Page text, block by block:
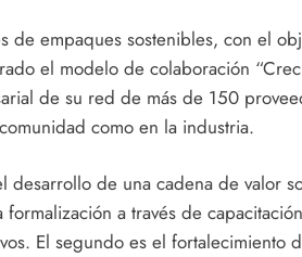
de empaques sostenibles, con el
el modelo de colaboración
de su red de más de 150
como en la industria.
desarrollo de una cadena de valor
a través de
El segundo es el fortalecimiento